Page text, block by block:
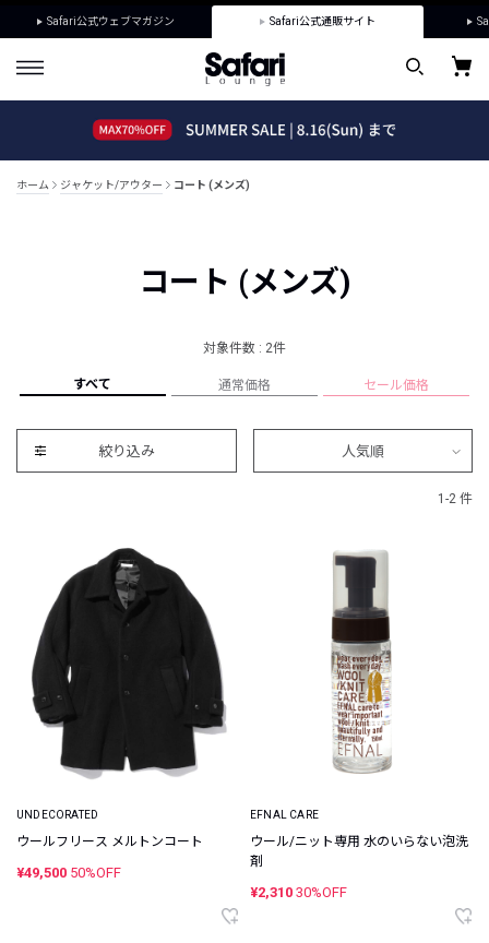
Safari公式ウェブマガジン Safari公式通販サイト
ホーム ジャケット/アウター コート (メンズ)
コート (メンズ)
対象件数 : 2件
すべて 通常価格 セール価格
絞り込み 人気順
1-2 件
UNDECORATED
ウールフリース メルトンコート
¥49,500 50%OFF
EFNAL CARE
ウール/ニット専用 水のいらない泡洗
剤
¥2,310 30%OFF